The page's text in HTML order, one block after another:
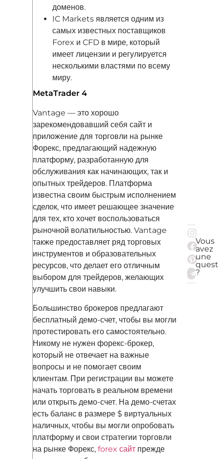
доменов.
IC Markets является одним из
самых известных поставщиков
Forex и CFD в мире, который
имеет лицензии и регулируется
несколькими властями по всему
миру.
MetaTrader 4
Vantage — это хорошо
зарекомендовавший себя сайт и
приложение для торговли на рынке
Форекс, предлагающий надежную
платформу, разработанную для
обслуживания как начинающих, так и
опытных трейдеров. Платформа
известна своим быстрым исполнением
сделок, что имеет решающее значение
для тех, кто хочет воспользоваться
рыночной волатильностью. Vantage
также предоставляет ряд торговых
инструментов и образовательных
ресурсов, что делает его отличным
выбором для трейдеров, желающих
улучшить свои навыки.
Большинство брокеров предлагают
бесплатный демо-счет, чтобы вы могли
протестировать его самостоятельно.
Никому не нужен форекс-брокер,
который не отвечает на важные
вопросы и не помогает своим
клиентам. При регистрации вы можете
начать торговать в реальном времени
или открыть демо-счет. На демо-счетах
есть баланс в размере $ виртуальных
наличных, чтобы вы могли опробовать
платформу и свои стратегии торговли
на рынке Форекс,forex сайт прежде
Vous
avez
une
?